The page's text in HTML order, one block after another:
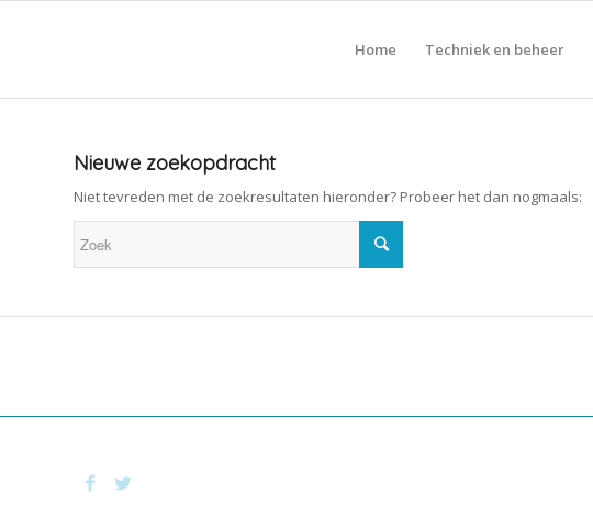
Home Techniek en beheer
Nieuwe zoekopdracht
Niet tevreden met de zoekresultaten hieronder? Probeer het dan nogmaals: